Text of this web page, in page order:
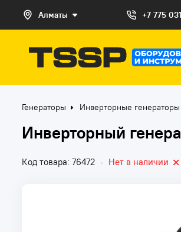
Алматы +7 775
Генераторы Инверторные генераторы
Инверторный
Код товара: 76472 • Нет в наличии